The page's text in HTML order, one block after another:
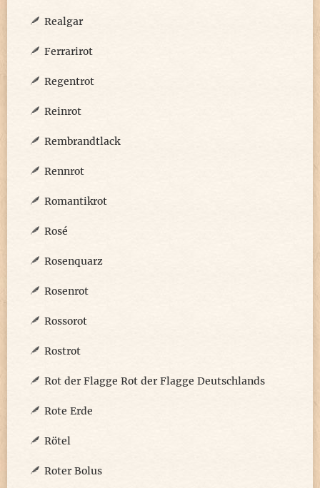
Realgar
Ferrarirot
Regentrot
Reinrot
Rembrandtlack
Rennrot
Romantikrot
Rosé
Rosenquarz
Rosenrot
Rossorot
Rostrot
Rot der Flagge Rot der Flagge Deutschlands
Rote Erde
Rötel
Roter Bolus